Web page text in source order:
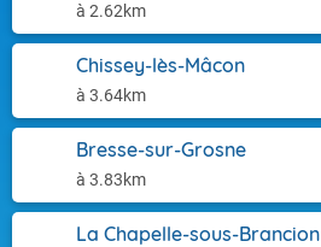
à 2.62km
Chissey-lès-Mâcon
à 3.64km
Bresse-sur-Grosne
à 3.83km
La Chapelle-sous-Brancion